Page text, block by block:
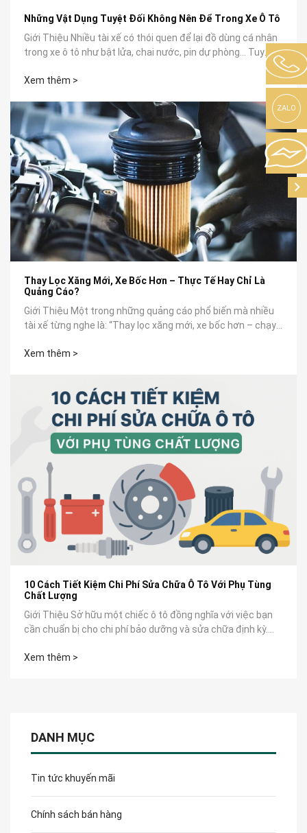
DANH MỤC
Tin tức khuyến mãi
Chính sách bán hàng
Những Vật Dụng Tuyệt Đối Không Nên Để Trong Xe Ô Tô
Giới Thiệu Nhiều tài xế có thói quen để lại đồ dùng cá nhân
trong xe ô tô như bật lửa, chai nước, pin dự phòng… Tuy
Xem thêm >
Thay Lọc Xăng Mới, Xe Bốc Hơn – Thực Tế Hay Chỉ Là
Quảng Cáo?
Giới Thiệu Một trong những quảng cáo phổ biến mà nhiều
tài xế từng nghe là: “Thay lọc xăng mới, xe bốc hơn – chạy
Xem thêm >
10 Cách Tiết Kiệm Chi Phí Sửa Chữa Ô Tô Với Phụ Tùng
Chất Lượng
Giới Thiệu Sở hữu một chiếc ô tô đồng nghĩa với việc bạn
cần chuẩn bị cho chi phí bảo dưỡng và sửa chữa định kỳ.
Xem thêm >
ZALO